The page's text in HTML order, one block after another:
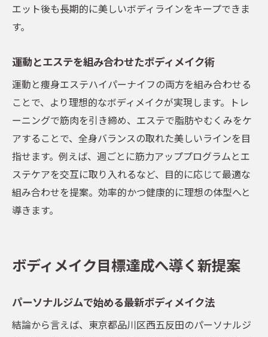
エット後も長期的に美しいボディラインをキープできま
す。
運動とエステを組み合わせたボディメイク術
運動と痩身エステハイパーナイフの両方を組み合わせる
ことで、より理想的なボディメイクが実現します。トレ
ーニングで筋肉を引き締め、エステで脂肪やむくみをケ
アすることで、全身バランスの取れた美しいラインを目
指せます。例えば、週ごとに筋力アッププログラムとエ
ステケアを交互に取り入れるなど、目的に応じて最適な
組み合わせを提案。効率的かつ健康的に理想の体型へと
導きます。
ボディメイク目標達成へ導く新提案
パーソナルジムで始める最新ボディメイク法
結論から言えば、東京都品川区西五反田のパーソナルジ